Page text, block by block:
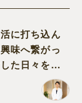
に打ち込ん
味へ繋がっ
た日々を振